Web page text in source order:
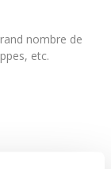
nombre de
etc.